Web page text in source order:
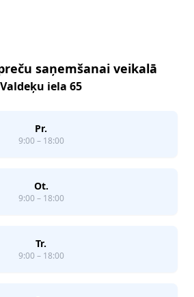
saņemšanai veikalā
Valdeķu iela 65
Pr.
9:00 – 18:00
Ot.
9:00 – 18:00
Tr.
9:00 – 18:00